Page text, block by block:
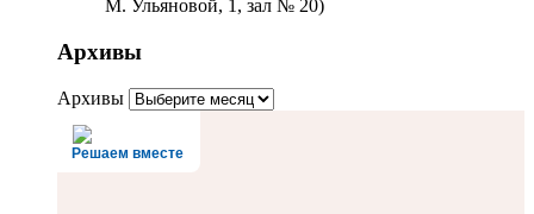
М. Ульяновой, 1, зал № 20)
Архивы
Архивы
Решаем вместе